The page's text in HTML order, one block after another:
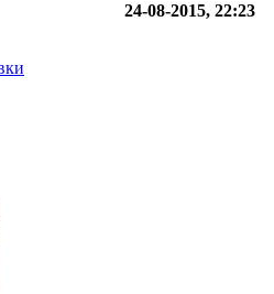
24-08-2015, 22:23